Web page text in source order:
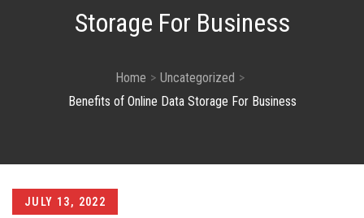
Storage For Business
Home
Uncategorized
Benefits of Online Data Storage For Business
Posted
JULY 13, 2022